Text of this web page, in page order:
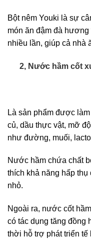
Bột nêm Youki là sự
món ăn đậm đà
nhiều lần, giúp cả nhà
2, Nước hầm cốt
Là sản phẩm được
củ, dầu thực vật, mỡ
như đường, muối,
Nước hầm chứa chất
thích khả năng hấp
nhỏ.
Ngoài ra, nước cốt
có tác dụng tăng đồng
thời hỗ trợ phát triển tế